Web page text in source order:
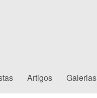
Artigos Galerias